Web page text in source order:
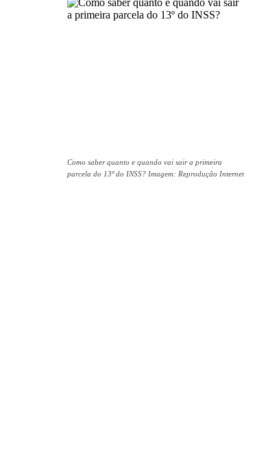
Como saber quanto e quando vai sair a primeira
parcela do 13º do INSS? Imagem: Reprodução Internet